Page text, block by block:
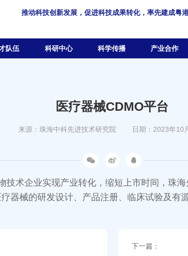
推动科技创新发展，促进科技成果转化，率先建成粤
队伍 科研中心 科学传播 产业合作
医疗器械CDMO平台
来源：珠海中科先进技术研究院 日期：2023年10
技术企业实现产业转化，缩短上市时间，珠
器械的研发设计、产品注册、临床试验及有
下一篇：